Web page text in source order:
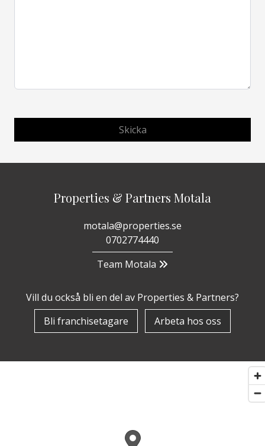
Properties & Partners Motala
motala@properties.se
0702774440
Team Motala
Vill du också bli en del av Properties & Partners?
Bli franchisetagare
Arbeta hos oss